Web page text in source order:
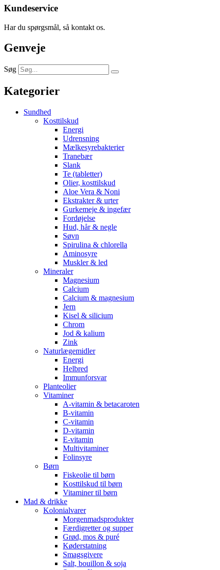
Kundeservice
Har du spørgsmål, så kontakt os.
Genveje
Søg
Kategorier
Sundhed
Kosttilskud
Energi
Udrensning
Mælkesyrebakterier
Tranebær
Slank
Te (tabletter)
Olier, kosttilskud
Aloe Vera & Noni
Ekstrakter & urter
Gurkemeje & ingefær
Fordøjelse
Hud, hår & negle
Søvn
Spirulina & chlorella
Aminosyre
Muskler & led
Mineraler
Magnesium
Calcium
Calcium & magnesium
Jern
Kisel & silicium
Chrom
Jod & kalium
Zink
Naturlægemidler
Energi
Helbred
Immunforsvar
Planteolier
Vitaminer
A-vitamin & betacaroten
B-vitamin
C-vitamin
D-vitamin
E-vitamin
Multivitaminer
Folinsyre
Børn
Fiskeolie til børn
Kosttilskud til børn
Vitaminer til børn
Mad & drikke
Kolonialvarer
Morgenmadsprodukter
Færdigretter og supper
Grød, mos & puré
Køderstatning
Smagsgivere
Salt, bouillon & soja